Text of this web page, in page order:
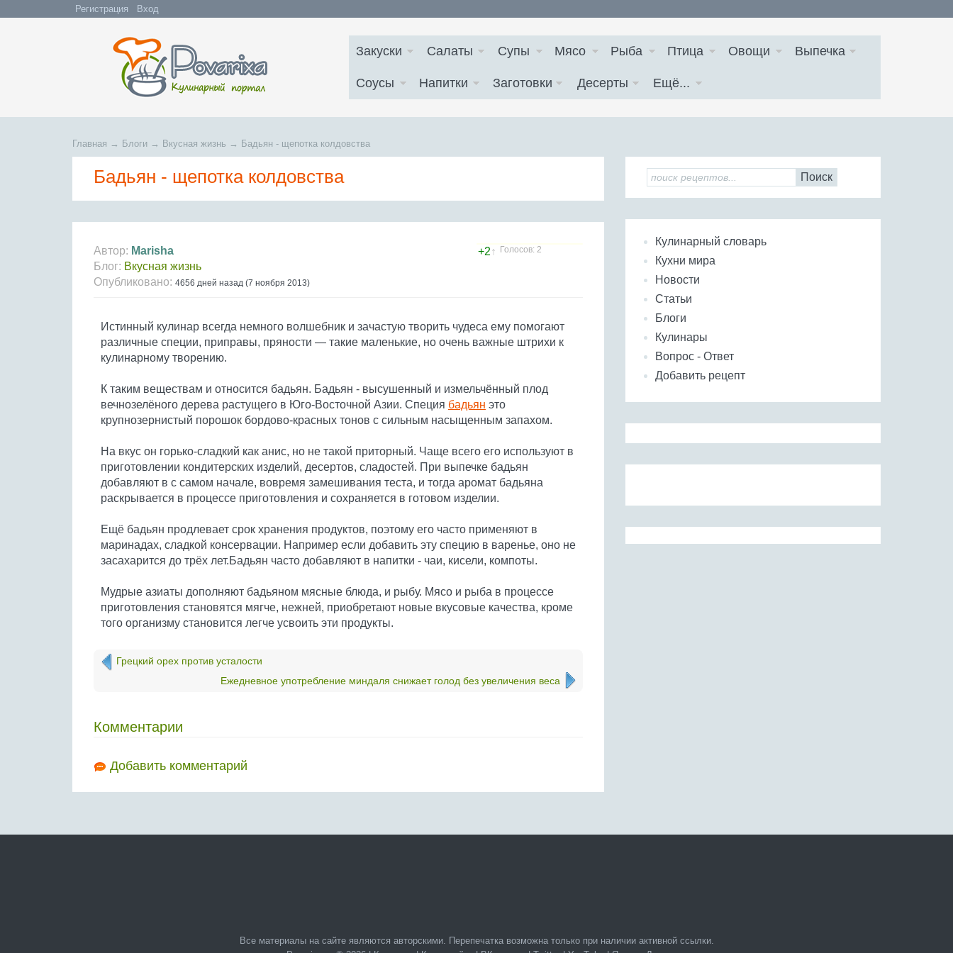
Регистрация Вход
Закуски Салаты Супы Мясо Рыба Птица Овощи Выпечка
Соусы Напитки Заготовки Десерты Ещё...
Главная → Блоги → Вкусная жизнь → Бадьян - щепотка колдовства
Бадьян - щепотка колдовства
Автор: Marisha
Блог: Вкусная жизнь
Опубликовано: 4656 дней назад (7 ноября 2013)
+2↑ Голосов: 2
Истинный кулинар всегда немного волшебник и зачастую творить чудеса ему помогают
различные специи, приправы, пряности — такие маленькие, но очень важные штрихи к
кулинарному творению.
К таким веществам и относится бадьян. Бадьян - высушенный и измельчённый плод
вечнозелёного дерева растущего в Юго-Восточной Азии. Специя бадьян это
крупнозернистый порошок бордово-красных тонов с сильным насыщенным запахом.
На вкус он горько-сладкий как анис, но не такой приторный. Чаще всего его используют в
приготовлении кондитерских изделий, десертов, сладостей. При выпечке бадьян
добавляют в с самом начале, вовремя замешивания теста, и тогда аромат бадьяна
раскрывается в процессе приготовления и сохраняется в готовом изделии.
Ещё бадьян продлевает срок хранения продуктов, поэтому его часто применяют в
маринадах, сладкой консервации. Например если добавить эту специю в варенье, оно не
засахарится до трёх лет.Бадьян часто добавляют в напитки - чаи, кисели, компоты.
Мудрые азиаты дополняют бадьяном мясные блюда, и рыбу. Мясо и рыба в процессе
приготовления становятся мягче, нежней, приобретают новые вкусовые качества, кроме
того организму становится легче усвоить эти продукты.
Грецкий орех против усталости
Ежедневное употребление миндаля снижает голод без увеличения веса
Комментарии
Добавить комментарий
Поиск
Кулинарный словарь
Кухни мира
Новости
Статьи
Блоги
Кулинары
Вопрос - Ответ
Добавить рецепт
Все материалы на сайте являются авторскими. Перепечатка возможна только при наличии активной ссылки.